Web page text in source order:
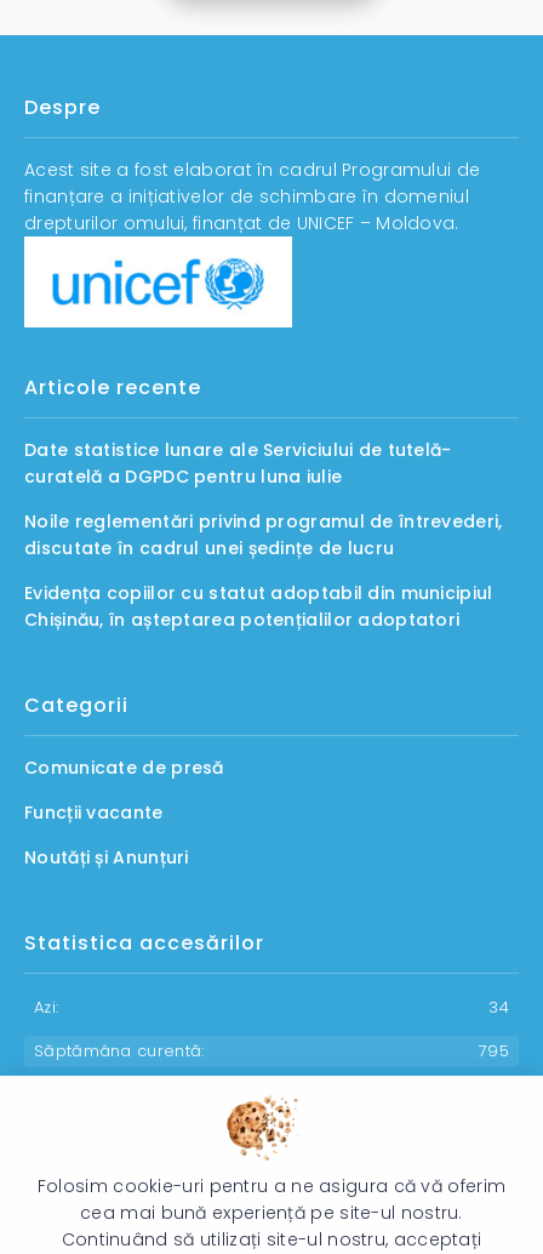
Despre
Acest site a fost elaborat în cadrul Programului de
finanțare a inițiativelor de schimbare în domeniul
drepturilor omului, finanțat de UNICEF – Moldova.
Articole recente
Date statistice lunare ale Serviciului de tutelă-
curatelă a DGPDC pentru luna iulie
Noile reglementări privind programul de întrevederi,
discutate în cadrul unei ședințe de lucru
Evidența copiilor cu statut adoptabil din municipiul
Chișinău, în așteptarea potențialilor adoptatori
Categorii
Comunicate de presă
Funcții vacante
Noutăți și Anunțuri
Statistica accesărilor
Azi:
34
Săptămâna curentă:
795
Folosim cookie-uri pentru a ne asigura că vă oferim
cea mai bună experiență pe site-ul nostru.
Continuând să utilizați site-ul nostru, acceptați